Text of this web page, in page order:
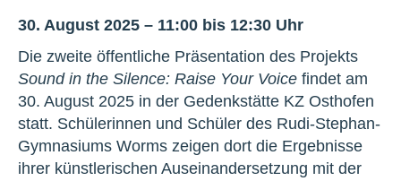
30. August 2025 – 11:00 bis 12:30 Uhr
Die zweite öffentliche Präsentation des Projekts
Sound in the Silence: Raise Your Voice findet am
30. August 2025 in der Gedenkstätte KZ Osthofen
statt. Schülerinnen und Schüler des Rudi-Stephan-
Gymnasiums Worms zeigen dort die Ergebnisse
ihrer künstlerischen Auseinandersetzung mit der